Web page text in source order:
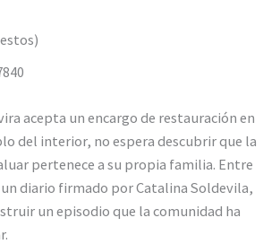
acepta un encargo de restauración en
del interior, no espera descubrir que la
pertenece a su propia familia. Entre
diario firmado por Catalina Soldevila,
un episodio que la comunidad ha